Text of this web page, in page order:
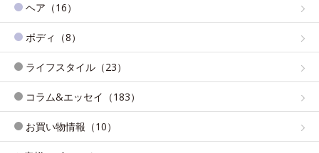
ヘア（16）
ボディ（8）
ライフスタイル（23）
コラム&エッセイ（183）
お買い物情報（10）